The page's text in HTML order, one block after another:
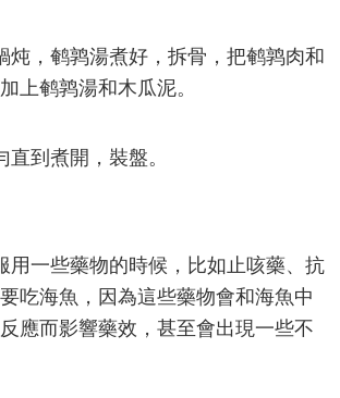
炖，鹌鹑湯煮好，拆骨，把鹌鹑肉和
上鹌鹑湯和木瓜泥。
直到煮開，裝盤。
用一些藥物的時候，比如止咳藥、抗
吃海魚，因為這些藥物會和海魚中
應而影響藥效，甚至會出現一些不